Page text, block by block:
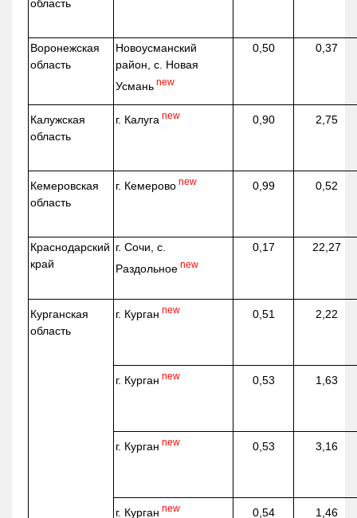
область
Воронежская
область
Новоусманский
район, с. Новая
Усмань new
0,50 0,37
Калужская
область
г. Калуга new 0,90 2,75
Кемеровская
область
г. Кемерово new 0,99 0,52
Краснодарский
край
г. Сочи, с.
Раздольное new
0,17 22,27
Курганская
область
г. Курган new 0,51 2,22
г. Курган new 0,53 1,63
г. Курган new 0,53 3,16
г. Курган new 0,54 1,46